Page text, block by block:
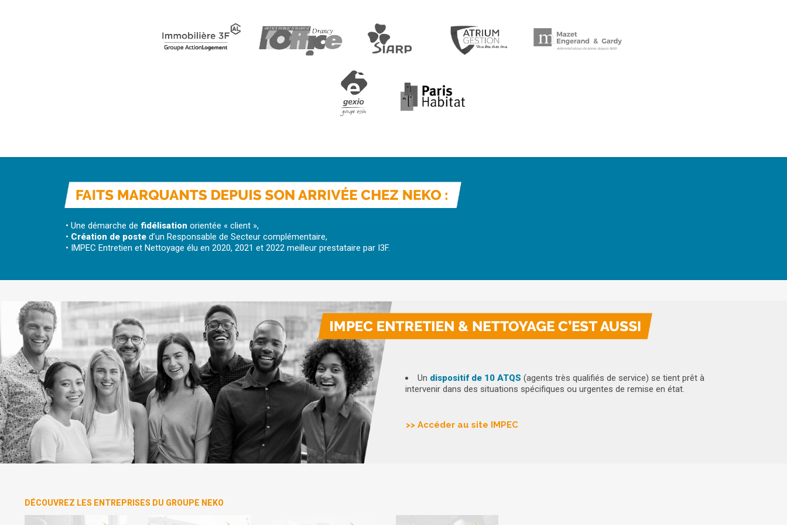
• Une démarche de fidélisation orientée « client »,
• Création de poste d’un Responsable de Secteur complémentaire,
• IMPEC Entretien et Nettoyage élu en 2020, 2021 et 2022 meilleur prestataire par I3F.
>> Accéder au site IMPEC
Un dispositif de 10 ATQS (agents très qualifiés de service) se tient prêt à
intervenir dans des situations spécifiques ou urgentes de remise en état.
DÉCOUVREZ LES ENTREPRISES DU GROUPE NEKO